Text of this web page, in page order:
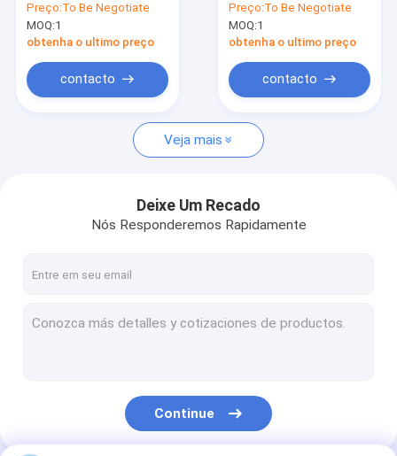
Controle de qualidade
Contacte-nos
filtro em caixa alto do fluxo
Filtro em caixa plissado
Filtro de lustro condensado
polipropileno
plissado para
vedações
Preço:To Be Negotiate
MOQ:1
obtenha o ultimo preço
contacto
material de filtro
plissado PP com
tampas de ponta
Preço:To Be Negotiate
MOQ:1
obtenha o ultimo preço
contacto
Veja mais
Deixe Um Recado
Nós Responderemos Rapidamente
Continue